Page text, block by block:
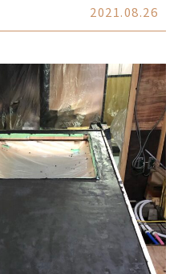
2021.08.26